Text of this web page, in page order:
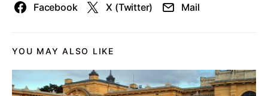
Facebook X (Twitter) Mail
YOU MAY ALSO LIKE